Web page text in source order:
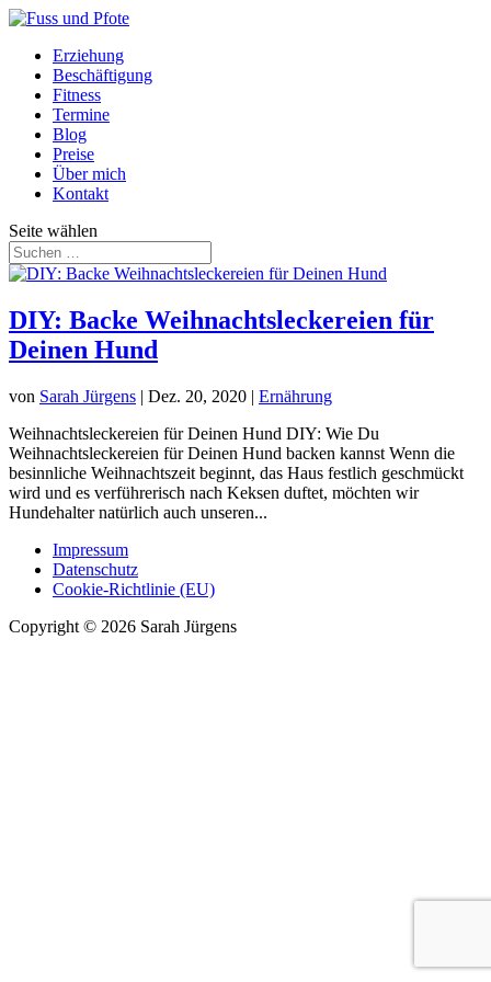
Erziehung
Beschäftigung
Fitness
Termine
Blog
Preise
Über mich
Kontakt
Seite wählen
DIY: Backe Weihnachtsleckereien für
Deinen Hund
von Sarah Jürgens | Dez. 20, 2020 | Ernährung
Weihnachtsleckereien für Deinen Hund DIY: Wie Du
Weihnachtsleckereien für Deinen Hund backen kannst Wenn die
besinnliche Weihnachtszeit beginnt, das Haus festlich geschmückt
wird und es verführerisch nach Keksen duftet, möchten wir
Hundehalter natürlich auch unseren...
Impressum
Datenschutz
Cookie-Richtlinie (EU)
Copyright © 2026 Sarah Jürgens